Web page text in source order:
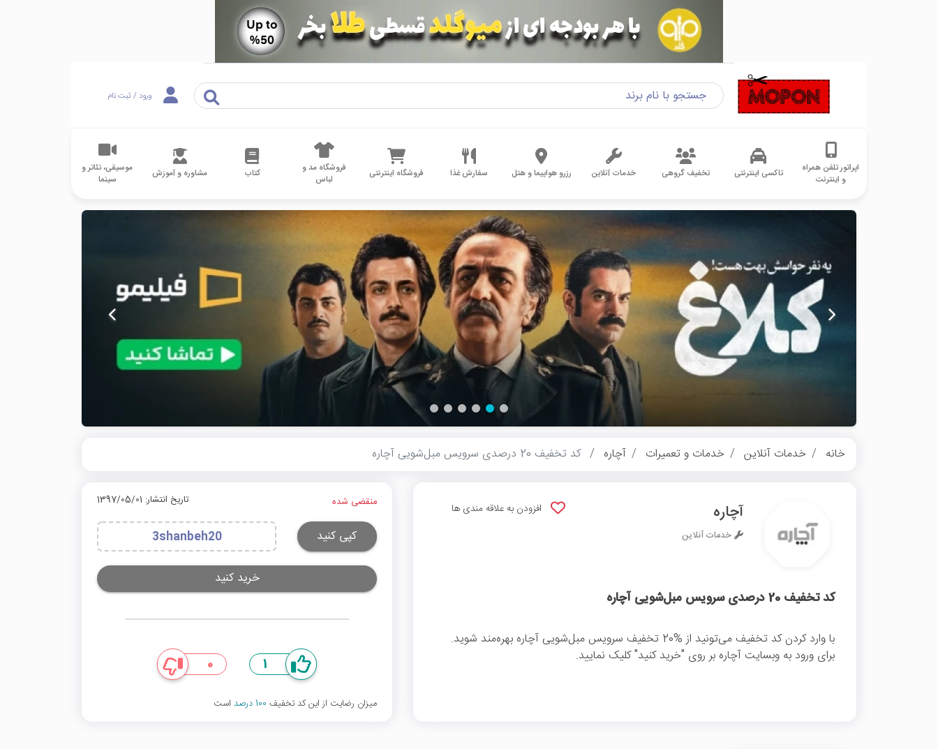
ورود / ثبت نام
اپراتور تلفن همراه
و اینترنت
تاکسی اینترنتی تخفیف گروهی خدمات آنلاین رزرو هواپیما و هتل سفارش غذا فروشگاه اینترنتی
فروشگاه مد و
لباس
کتاب مشاوره و آموزش
موسیقی، تئاتر و
سینما
خانه خدمات آنلاین خدمات و تعمیرات آچاره کد تخفیف 20 درصدی سرویس مبل‌شویی آچاره
آچاره
خدمات آنلاین
افزودن به علاقه مندی ها
کد تخفیف 20 درصدی سرویس مبل‌شویی آچاره
با وارد کردن کد تخفیف می‌تونید از %20 تخفیف سرویس مبل‌شویی آچاره بهره‌مند شوید.
برای ورود به وبسایت آچاره بر روی "خرید کنید" کلیک نمایید.
منقضی شده تاریخ انتشار: 1397/05/01
کپی کنید 3shanbeh20
خرید کنید
1
0
میزان رضایت از این کد تخفیف 100 درصد است